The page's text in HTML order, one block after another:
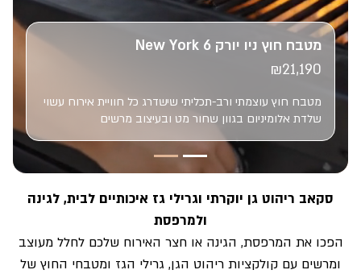
מטבח חוץ ניו יורק 6 New York
₪21,190
מטבח חוץ עוצמתי ורב-תכליתי שישדרג כל חוויית אירוח עשוי
שלדת אלומיניום בגוון שחור מט ובעיצוב מרשים
סקאב ריהוט גן יוקרתי וגרילי גז איכותיים לבית, לגינה
ולמרפסת
הפכו את המרפסת, הגינה או חצר האירוח שלכם לחלל מעוצב
ומרשים עם קולקציות ריהוט הגן, גרילי הגז ומטבחי החוץ של